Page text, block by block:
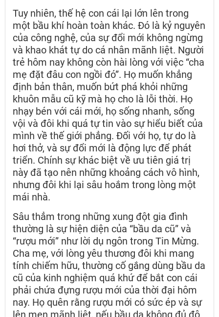
Tuy nhiên, thế hệ con cái lại lớn lên trong
một bầu khí hoàn toàn khác. Đó là kỷ nguyên
của công nghệ, của sự đổi mới không ngừng
và khao khát tự do cá nhân mãnh liệt. Người
trẻ hôm nay không còn hài lòng với việc “cha
mẹ đặt đâu con ngồi đó”. Họ muốn khẳng
định bản thân, muốn bứt phá khỏi những
khuôn mẫu cũ kỹ mà họ cho là lỗi thời. Họ
nhạy bén với cái mới, họ sống nhanh, sống
vội và đôi khi quá tự tin vào sự hiểu biết của
mình về thế giới phẳng. Đối với họ, tự do là
hơi thở, và sự đổi mới là động lực để phát
triển. Chính sự khác biệt về ưu tiên giá trị
này đã tạo nên những khoảng cách vô hình,
nhưng đôi khi lại sâu hoắm trong lòng một
mái nhà.
Sâu thẳm trong những xung đột gia đình
thường là sự hiện diện của “bầu da cũ” và
“rượu mới” như lời dụ ngôn trong Tin Mừng.
Cha mẹ, với lòng yêu thương đôi khi mang
tính chiếm hữu, thường cố gắng dùng bầu da
cũ của kinh nghiệm quá khứ để bắt con cái
phải chứa đựng rượu mới của thời đại hôm
nay. Họ quên rằng rượu mới có sức ép và sự
lên men mãnh liệt, nếu bầu da không đủ độ